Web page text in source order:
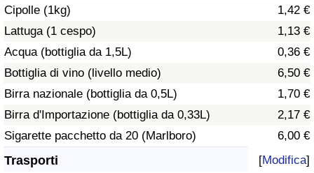
Cipolle (1kg)
1,42 €
Lattuga (1 cespo)
1,13 €
Acqua (bottiglia da 1,5L)
0,36 €
Bottiglia di vino (livello medio)
6,50 €
Birra nazionale (bottiglia da 0,5L)
1,70 €
Birra d'Importazione (bottiglia da 0,33L)
2,17 €
Sigarette pacchetto da 20 (Marlboro)
6,00 €
Trasporti [Modifica]
Indice dell’Inquinamento per Nazione
Traffico
Indice del Traffico
Indice del traffico (Corrente)
Indice del traffico per Nazione